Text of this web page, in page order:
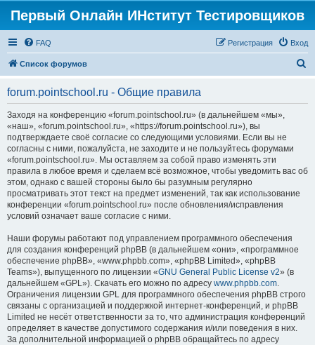
Первый Онлайн ИНститут Тестировщиков
FAQ Вход
Регистрация
Список форумов
forum.pointschool.ru - Общие правила
Заходя на конференцию «forum.pointschool.ru» (в дальнейшем «мы»,
«наш», «forum.pointschool.ru», «https://forum.pointschool.ru»), вы
подтверждаете своё согласие со следующими условиями. Если вы не
согласны с ними, пожалуйста, не заходите и не пользуйтесь форумами
«forum.pointschool.ru». Мы оставляем за собой право изменять эти
правила в любое время и сделаем всё возможное, чтобы уведомить вас об
этом, однако с вашей стороны было бы разумным регулярно
просматривать этот текст на предмет изменений, так как использование
конференции «forum.pointschool.ru» после обновления/исправления
условий означает ваше согласие с ними.
Наши форумы работают под управлением программного обеспечения
для создания конференций phpBB (в дальнейшем «они», «программное
обеспечение phpBB», «www.phpbb.com», «phpBB Limited», «phpBB
Teams»), выпущенного по лицензии «GNU General Public License v2» (в
дальнейшем «GPL»). Скачать его можно по адресу www.phpbb.com.
Ограничения лицензии GPL для программного обеспечения phpBB строго
связаны с организацией и поддержкой интернет-конференций, и phpBB
Limited не несёт ответственности за то, что администрация конференций
определяет в качестве допустимого содержания и/или поведения в них.
За дополнительной информацией о phpBB обращайтесь по адресу